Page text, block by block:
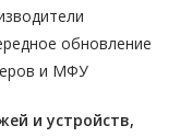
обновление
и МФУ
и устройств,